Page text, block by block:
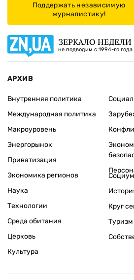
Поддержать независимую
журналистику!
ЗЕРКАЛО НЕДЕЛИ
не подводим с 1994-го года
АРХИВ
Внутренняя политика
Международная политика
Макроуровень
Энергорынок
Приватизация
Экономика регионов
Наука
Технологии
Среда обитания
Церковь
Культура
Социум
Круг
Туризм